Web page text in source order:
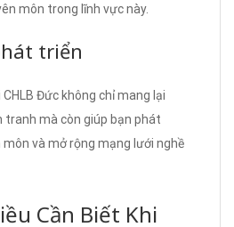
môn trong lĩnh vực này.
triển
Đức không chỉ mang lại
mà còn giúp bạn phát
và mở rộng mạng lưới nghề
Cần Biết Khi